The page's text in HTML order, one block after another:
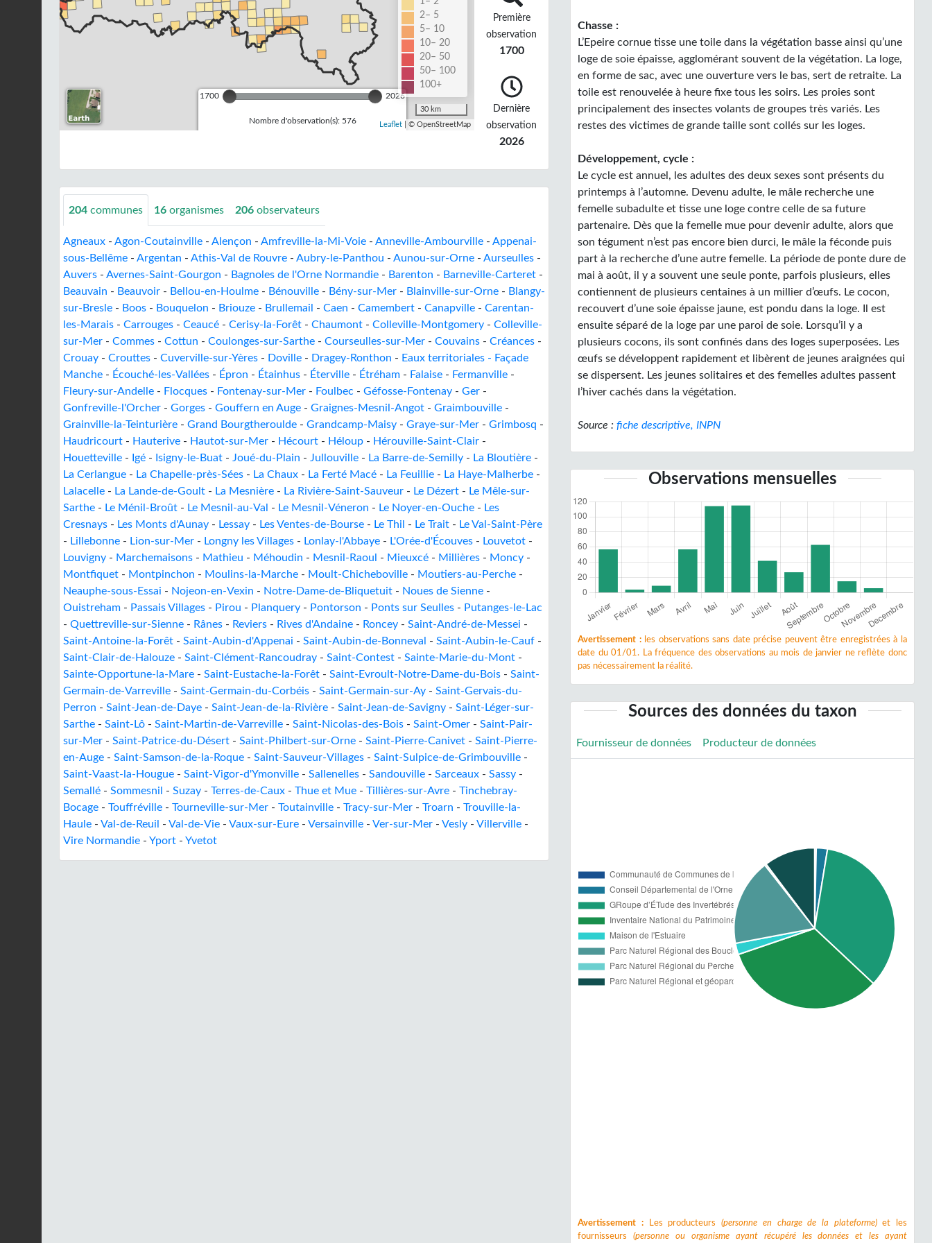
1700 2026
Nombre d'observation(s): 576
2– 5
5– 10
10– 20
20– 50
50– 100
100+
30 km
Leaflet| © OpenStreetMap
Première
observation
1700
Dernière
observation
2026
204 communes 16 organismes 206 observateurs
Agneaux - Agon-Coutainville - Alençon - Amfreville-la-Mi-Voie - Anneville-Ambourville - Appenai-
sous-Bellême - Argentan - Athis-Val de Rouvre - Aubry-le-Panthou - Aunou-sur-Orne - Aurseulles -
Auvers - Avernes-Saint-Gourgon - Bagnoles de l'Orne Normandie - Barenton - Barneville-Carteret -
Beauvain - Beauvoir - Bellou-en-Houlme - Bénouville - Bény-sur-Mer - Blainville-sur-Orne - Blangy-
sur-Bresle - Boos - Bouquelon - Briouze - Brullemail - Caen - Camembert - Canapville - Carentan-
les-Marais - Carrouges - Ceaucé - Cerisy-la-Forêt - Chaumont - Colleville-Montgomery - Colleville-
sur-Mer - Commes - Cottun - Coulonges-sur-Sarthe - Courseulles-sur-Mer - Couvains - Créances -
Crouay - Crouttes - Cuverville-sur-Yères - Doville - Dragey-Ronthon - Eaux territoriales - Façade
Manche - Écouché-les-Vallées - Épron - Étainhus - Éterville - Étréham - Falaise - Fermanville -
Fleury-sur-Andelle - Flocques - Fontenay-sur-Mer - Foulbec - Géfosse-Fontenay - Ger -
Gonfreville-l'Orcher - Gorges - Gouffern en Auge - Graignes-Mesnil-Angot - Graimbouville -
Grainville-la-Teinturière - Grand Bourgtheroulde - Grandcamp-Maisy - Graye-sur-Mer - Grimbosq -
Haudricourt - Hauterive - Hautot-sur-Mer - Hécourt - Héloup - Hérouville-Saint-Clair -
Houetteville - Igé - Isigny-le-Buat - Joué-du-Plain - Jullouville - La Barre-de-Semilly - La Bloutière -
La Cerlangue - La Chapelle-près-Sées - La Chaux - La Ferté Macé - La Feuillie - La Haye-Malherbe -
Lalacelle - La Lande-de-Goult - La Mesnière - La Rivière-Saint-Sauveur - Le Dézert - Le Mêle-sur-
Sarthe - Le Ménil-Broût - Le Mesnil-au-Val - Le Mesnil-Véneron - Le Noyer-en-Ouche - Les
Cresnays - Les Monts d'Aunay - Lessay - Les Ventes-de-Bourse - Le Thil - Le Trait - Le Val-Saint-Père
- Lillebonne - Lion-sur-Mer - Longny les Villages - Lonlay-l'Abbaye - L'Orée-d'Écouves - Louvetot -
Louvigny - Marchemaisons - Mathieu - Méhoudin - Mesnil-Raoul - Mieuxcé - Millières - Moncy -
Montfiquet - Montpinchon - Moulins-la-Marche - Moult-Chicheboville - Moutiers-au-Perche -
Neauphe-sous-Essai - Nojeon-en-Vexin - Notre-Dame-de-Bliquetuit - Noues de Sienne -
Ouistreham - Passais Villages - Pirou - Planquery - Pontorson - Ponts sur Seulles - Putanges-le-Lac
- Quettreville-sur-Sienne - Rânes - Reviers - Rives d'Andaine - Roncey - Saint-André-de-Messei -
Saint-Antoine-la-Forêt - Saint-Aubin-d'Appenai - Saint-Aubin-de-Bonneval - Saint-Aubin-le-Cauf -
Saint-Clair-de-Halouze - Saint-Clément-Rancoudray - Saint-Contest - Sainte-Marie-du-Mont -
Sainte-Opportune-la-Mare - Saint-Eustache-la-Forêt - Saint-Evroult-Notre-Dame-du-Bois - Saint-
Germain-de-Varreville - Saint-Germain-du-Corbéis - Saint-Germain-sur-Ay - Saint-Gervais-du-
Perron - Saint-Jean-de-Daye - Saint-Jean-de-la-Rivière - Saint-Jean-de-Savigny - Saint-Léger-sur-
Sarthe - Saint-Lô - Saint-Martin-de-Varreville - Saint-Nicolas-des-Bois - Saint-Omer - Saint-Pair-
sur-Mer - Saint-Patrice-du-Désert - Saint-Philbert-sur-Orne - Saint-Pierre-Canivet - Saint-Pierre-
en-Auge - Saint-Samson-de-la-Roque - Saint-Sauveur-Villages - Saint-Sulpice-de-Grimbouville -
Saint-Vaast-la-Hougue - Saint-Vigor-d'Ymonville - Sallenelles - Sandouville - Sarceaux - Sassy -
Semallé - Sommesnil - Suzay - Terres-de-Caux - Thue et Mue - Tillières-sur-Avre - Tinchebray-
Bocage - Touffréville - Tourneville-sur-Mer - Toutainville - Tracy-sur-Mer - Troarn - Trouville-la-
Haule - Val-de-Reuil - Val-de-Vie - Vaux-sur-Eure - Versainville - Ver-sur-Mer - Vesly - Villerville -
Vire Normandie - Yport - Yvetot
Chasse :
L’Epeire cornue tisse une toile dans la végétation basse ainsi qu’une
loge de soie épaisse, agglomérant souvent de la végétation. La loge,
en forme de sac, avec une ouverture vers le bas, sert de retraite. La
toile est renouvelée à heure fixe tous les soirs. Les proies sont
principalement des insectes volants de groupes très variés. Les
restes des victimes de grande taille sont collés sur les loges.
Développement, cycle :
Le cycle est annuel, les adultes des deux sexes sont présents du
printemps à l’automne. Devenu adulte, le mâle recherche une
femelle subadulte et tisse une loge contre celle de sa future
partenaire. Dès que la femelle mue pour devenir adulte, alors que
son tégument n’est pas encore bien durci, le mâle la féconde puis
part à la recherche d’une autre femelle. La période de ponte dure de
mai à août, il y a souvent une seule ponte, parfois plusieurs, elles
contiennent de plusieurs centaines à un millier d’œufs. Le cocon,
recouvert d’une soie épaisse jaune, est pondu dans la loge. Il est
ensuite séparé de la loge par une paroi de soie. Lorsqu’il y a
plusieurs cocons, ils sont confinés dans des loges superposées. Les
œufs se développent rapidement et libèrent de jeunes araignées qui
se dispersent. Les jeunes solitaires et des femelles adultes passent
l’hiver cachés dans la végétation.
Source :fiche descriptive, INPN
Observations mensuelles
Avertissement :les observations sans date précise peuvent être enregistrées à la
date du 01/01. La fréquence des observations au mois de janvier ne reflète donc
pas nécessairement la réalité.
Sources des données du taxon
Fournisseur de données Producteur de données
Avertissement : Les producteurs(personne en charge de la plateforme)et les
fournisseurs(personne ou organisme ayant récupéré les données et les ayant